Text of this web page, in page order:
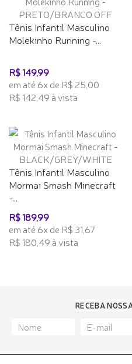
Tênis Infantil Masculino
Molekinho Running -...
R$ 149,99
em até 6x de R$ 25,00
R$ 142,49 à vista
Tênis Infantil Masculino
Mormai Smash Minecraft
-...
R$ 189,99
em até 6x de R$ 31,67
R$ 180,49 à vista
RECEBA